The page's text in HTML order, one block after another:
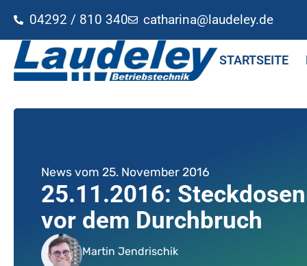
04292 / 810 340 catharina@laudeley.de
STARTSEITE
News vom 25. November 2016
25.11.2016:
vor dem Durchbruch
Martin Jendrischik